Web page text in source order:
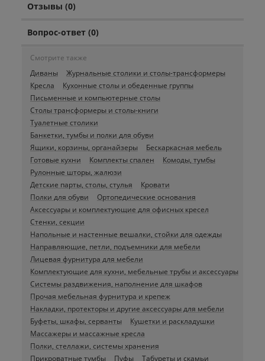
Отзывы (0)
Вопрос-ответ (0)
Смотрите также
Диваны
Журнальные столики и столы-трансформеры
Кресла
Кухонные столы и обеденные группы
Письменные и компьютерные столы
Столы трансформеры и столы-книги
Туалетные столики
Банкетки, тумбы и полки для обуви
Ящики, корзины, органайзеры
Бескаркасная мебель
Готовые кухни
Комплекты спален
Комоды, тумбы
Рулонные шторы, жалюзи
Детские парты, столы, стулья
Кровати
Полки для обуви
Ортопедические основания
Аксессуары и комплектующие для офисных кресел
Стенки, секции
Напольные и настенные вешалки, стойки для одежды
Направляющие, петли, подъемники для мебели
Лицевая фурнитура для мебели
Комплектующие для кухни, мебельные трубы и аксессуары
Системы раздвижения, наполнение для шкафов
Прочая мебельная фурнитура и крепеж
Накладки, протекторы и другие аксессуары для мебели
Буфеты, шкафы, серванты
Кушетки и раскладушки
Массажеры и массажные кресла
Полки, стеллажи, системы хранения
Прикроватные тумбы
Пуфы Табуреты и скамьи